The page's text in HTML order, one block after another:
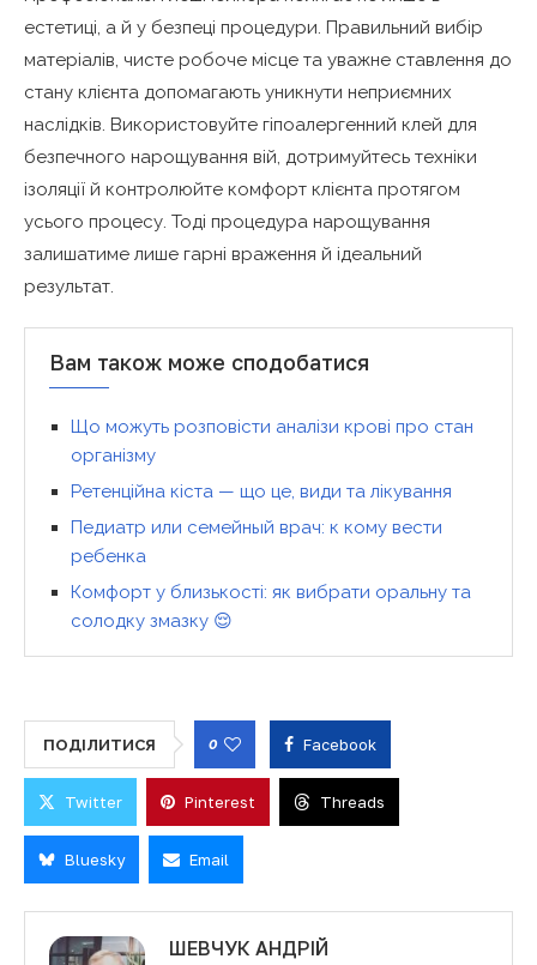
естетиці, а й у безпеці процедури. Правильний вибір
матеріалів, чисте робоче місце та уважне ставлення до
стану клієнта допомагають уникнути неприємних
наслідків. Використовуйте гіпоалергенний клей для
безпечного нарощування вій, дотримуйтесь техніки
ізоляції й контролюйте комфорт клієнта протягом
усього процесу. Тоді процедура нарощування
залишатиме лише гарні враження й ідеальний
результат.
Вам також може сподобатися
Що можуть розповісти аналізи крові про стан
організму
Ретенційна кіста — що це, види та лікування
Педиатр или семейный врач: к кому вести
ребенка
Комфорт у близькості: як вибрати оральну та
солодку змазку 😌
ПОДІЛИТИСЯ 0 Facebook
Twitter Pinterest Threads
Bluesky Email
ШЕВЧУК АНДРІЙ